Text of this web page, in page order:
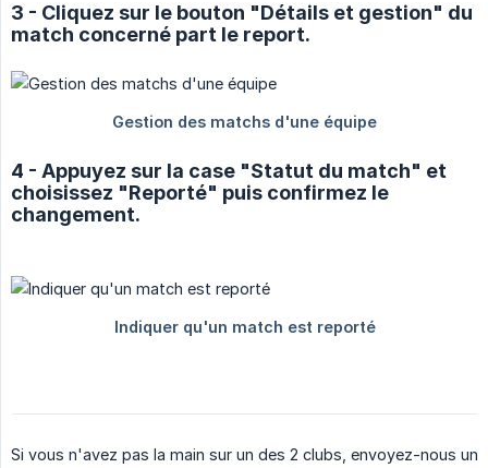
3 - Cliquez sur le bouton "Détails et gestion" du
match concerné part le report.
4 - Appuyez sur la case "Statut du match" et
choisissez "Reporté" puis confirmez le
changement.
Si vous n'avez pas la main sur un des 2 clubs, envoyez-nous un